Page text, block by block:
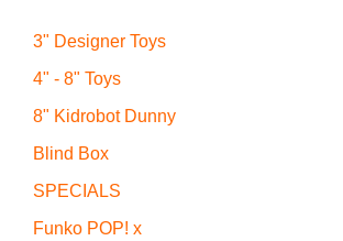
3" Designer Toys
4" - 8" Toys
8" Kidrobot Dunny
Blind Box
SPECIALS
Funko POP! x